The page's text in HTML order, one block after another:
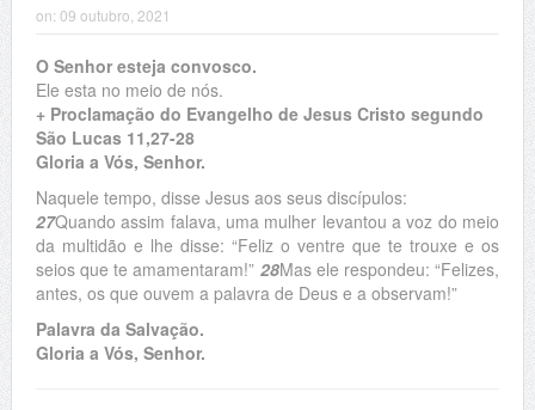
on: 09 outubro, 2021
O Senhor esteja convosco.
Ele esta no meio de nós.
+ Proclamação do Evangelho de Jesus Cristo segundo
São Lucas 11,27-28
Gloria a Vós, Senhor.
Naquele tempo, disse Jesus aos seus discípulos:
27Quando assim falava, uma mulher levantou a voz do meio
da multidão e lhe disse: “Feliz o ventre que te trouxe e os
seios que te amamentaram!” 28Mas ele respondeu: “Felizes,
antes, os que ouvem a palavra de Deus e a observam!”
Palavra da Salvação.
Gloria a Vós, Senhor.